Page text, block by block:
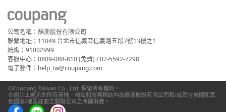
公司名稱：酷澎股份有限公司
聯繫地址：11049 台北市信義區信義路五段7號13樓之1
統編：91002999
客服中心：0809-088-810 (免費) / 02-5592-7298
電子郵件：help_tw@coupang.com
©Coupang Taiwan Co., Ltd. 保留所有權利。
本網站上顯示的所有商標、標誌和服務標誌均為酷澎股份有限公司和/或其在美國和其
他國家/地區註冊之關聯公司之所屬財產。